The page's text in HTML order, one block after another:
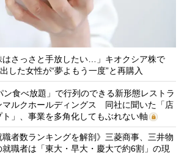
はさっさと手放したい…」キオクシア株で
した女性が“夢よもう一度”と再購入
ン食べ放題」で行列のできる新形態レストラ
マルクホールディングス 同社に聞いた「店
」、事業を多角化してもぶれない軸
職者数ランキングを解剖》三菱商事、三井物
職者は「東大・早大・慶大で約6割」の現